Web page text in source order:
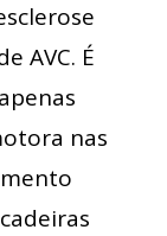
AVC. É
nas